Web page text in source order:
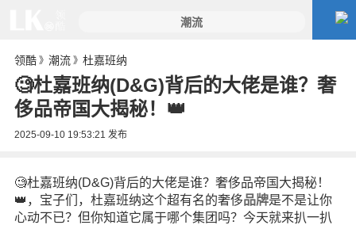
领酷》 潮流》 杜嘉班纳
🧐杜嘉班纳(D&G)背后的大佬是谁？奢
侈品帝国大揭秘！👑
2025-09-10 19:53:21 发布
🧐杜嘉班纳(D&G)背后的大佬是谁？奢侈品帝国大揭秘！
👑，宝子们，杜嘉班纳这个超有名的奢侈品牌是不是让你
心动不已？但你知道它属于哪个集团吗？今天就来扒一扒